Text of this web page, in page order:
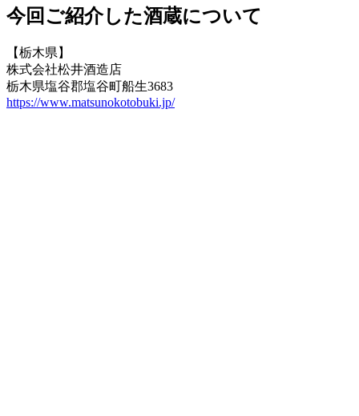
今回ご紹介した酒蔵について
【栃木県】
株式会社松井酒造店
栃木県塩谷郡塩谷町船生3683
https://www.matsunokotobuki.jp/